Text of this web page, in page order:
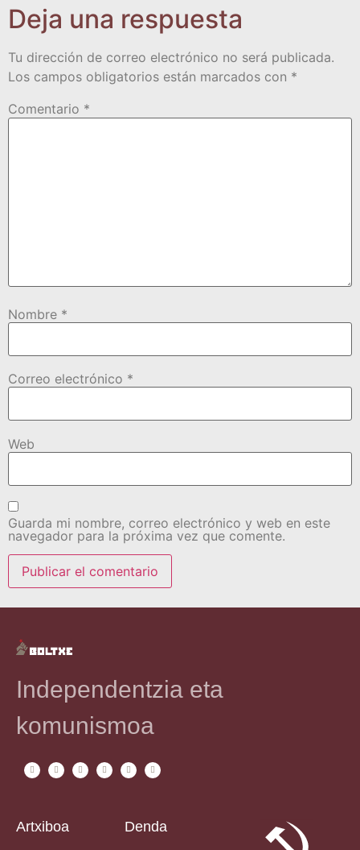
Deja una respuesta
Tu dirección de correo electrónico no será publicada.
Los campos obligatorios están marcados con *
Comentario *
Nombre *
Correo electrónico *
Web
Guarda mi nombre, correo electrónico y web en este
navegador para la próxima vez que comente.
Independentzia eta
komunismoa
Artxiboa Denda